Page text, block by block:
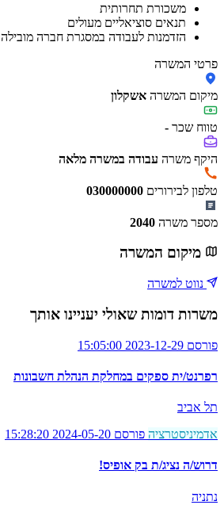
משכורת תחרותית
תנאים סוציאליים מעולים
הזדמנות לעבודה במסגרת חברה מובילה
פרטי המשרה
מיקום המשרה אשקלון
טווח שכר -
היקף משרה עבודה במשרה מלאה
טלפון לבירורים 030000000
מספר משרה 2040
מיקום המשרה
נווט למשרה
משרות דומות שאולי יעניינו אותך
פורסם 2023-12-29 15:05:00
רפרנט/ית ספקים במחלקת הנהלת חשבונות
תל אביב
אדמיניסטרציה פורסם 2024-05-20 15:28:20
דרוש/ה נציג/ת בק אופיס!
נתניה